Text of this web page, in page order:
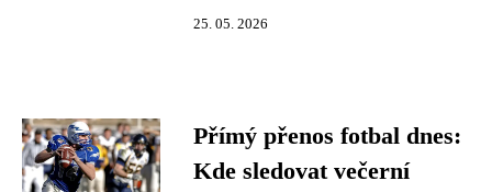
25. 05. 2026
Přímý přenos fotbal dnes:
Kde sledovat večerní